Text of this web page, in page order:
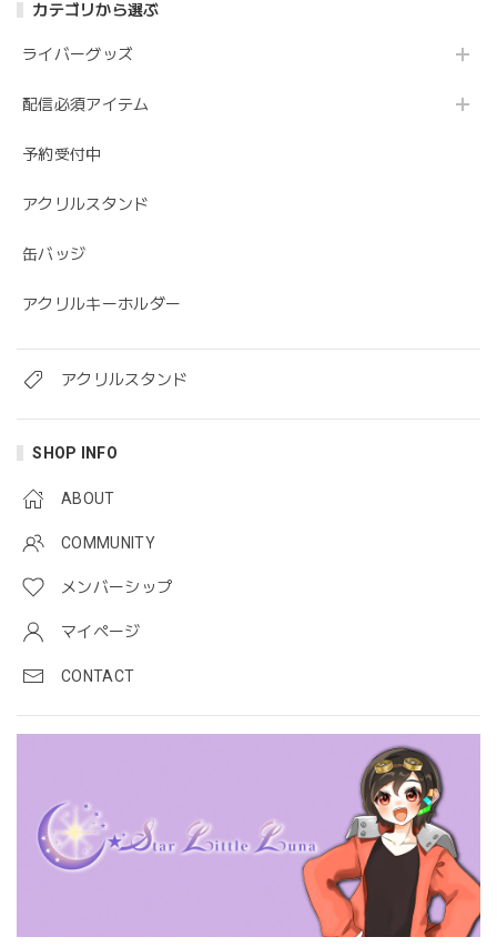
カテゴリから選ぶ
ライバーグッズ
配信必須アイテム
予約受付中
アクリルスタンド
缶バッジ
アクリルキーホルダー
アクリルスタンド
SHOP INFO
ABOUT
COMMUNITY
メンバーシップ
マイページ
CONTACT